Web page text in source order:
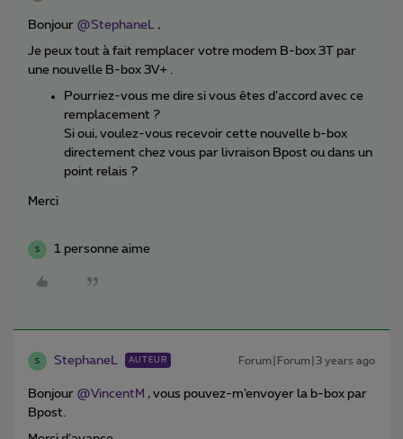
Bonjour @StephaneL ,
Je peux tout à fait remplacer votre modem B-box 3T par
une nouvelle B-box 3V+ .
Pourriez-vous me dire si vous êtes d’accord avec ce
remplacement ?
Si oui, voulez-vous recevoir cette nouvelle b-box
directement chez vous par livraison Bpost ou dans un
point relais ?
Merci
S 1 personne aime
S StephaneL AUTEUR Forum|Forum|3 years ago
Bonjour @VincentM , vous pouvez-m’envoyer la b-box par
Bpost.